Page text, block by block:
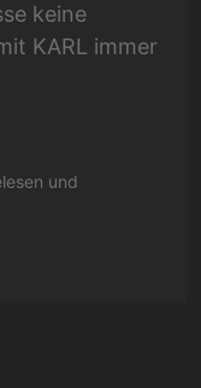
keine
KARL immer
und